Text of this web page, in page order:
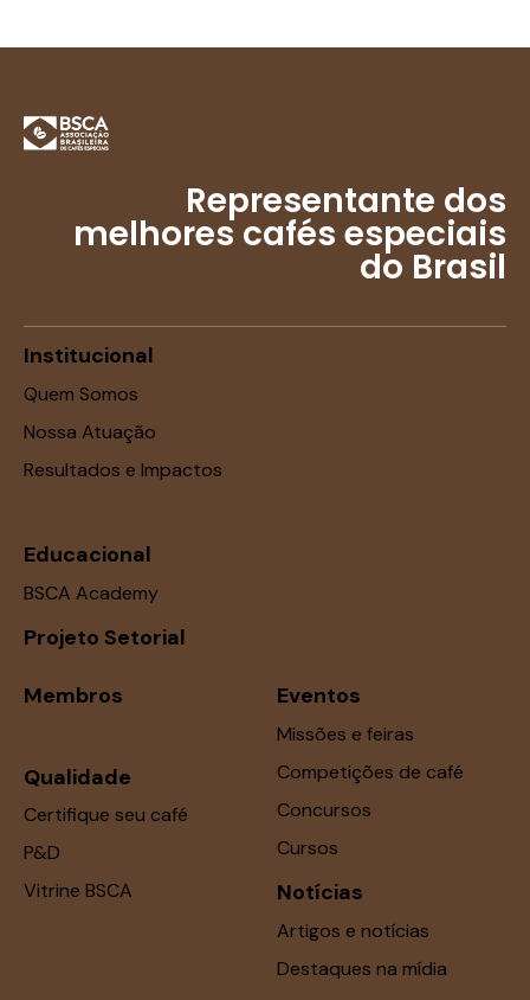
Representante dos
melhores cafés especiais
do Brasil
Institucional
Quem Somos
Nossa Atuação
Resultados e Impactos
Educacional
BSCA Academy
Projeto Setorial
Membros
Qualidade
Certifique seu café
P&D
Vitrine BSCA
Eventos
Missões e feiras
Competições de café
Concursos
Cursos
Notícias
Artigos e notícias
Destaques na mídia